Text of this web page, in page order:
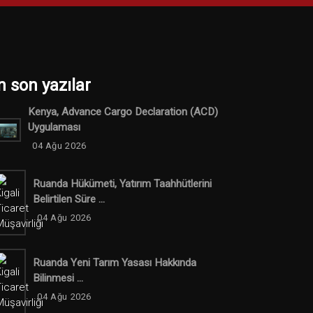
son yazılar
Kenya, Advance Cargo Declaration (ACD)
Uygulaması
04 Ağu 2026
Ruanda Hükümeti, Yatırım Taahhütlerini
Belirtilen Süre ...
04 Ağu 2026
Ruanda Yeni Tarım Yasası Hakkında
Bilinmesi ...
04 Ağu 2026